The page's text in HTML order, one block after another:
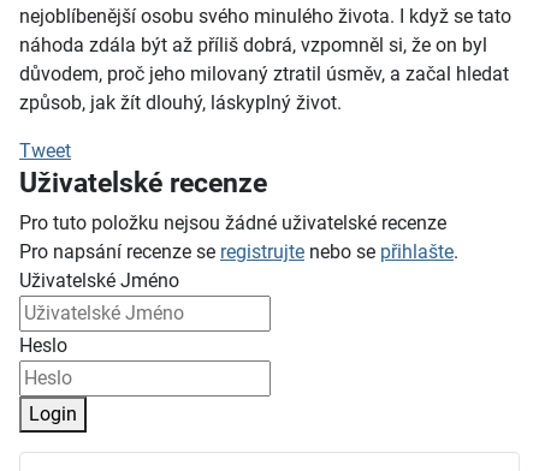
nejoblíbenější osobu svého minulého života. I když se tato
náhoda zdála být až příliš dobrá, vzpomněl si, že on byl
důvodem, proč jeho milovaný ztratil úsměv, a začal hledat
způsob, jak žít dlouhý, láskyplný život.
Tweet
Uživatelské recenze
Pro tuto položku nejsou žádné uživatelské recenze
Pro napsání recenze se registrujte nebo se přihlašte.
Uživatelské Jméno
Heslo
Login